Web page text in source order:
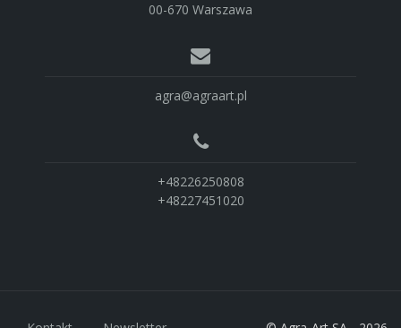
00-670 Warszawa
agra@agraart.pl
+48226250808
+48227451020